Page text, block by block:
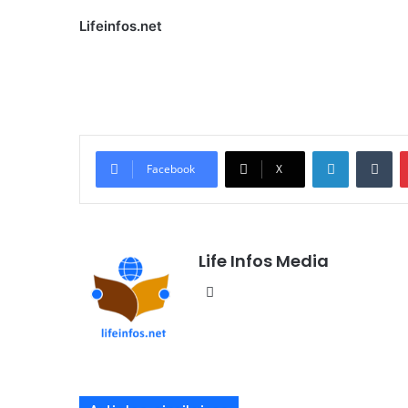
Lifeinfos.net
Facebook X
Life Infos Media